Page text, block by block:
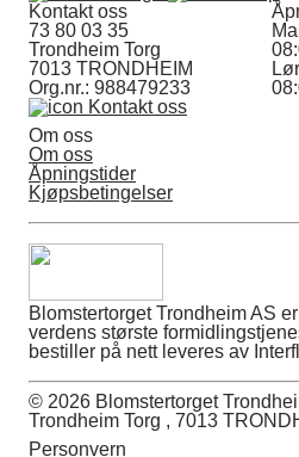
Kontakt oss
73 80 03 35
Trondheim Torg
7013 TRONDHEIM
Org.nr.: 988479233
Kontakt oss
Om oss
Om oss
Åpningstider
Kjøpsbetingelser
Blomstertorget Trondheim AS
verdens største
bestiller på nett leveres av
© 2026 Blomstertorget
Trondheim Torg , 7013
Personvern